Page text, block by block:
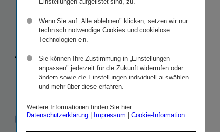
Group als
„Great Place
To Work”
ausgezeichnet
PR Veröffentlicht
09.09.2024 STICHWORTE
SONSTIGE
Einstellungen aufgelistet sind, zu.
Wenn Sie auf „Alle ablehnen" klicken, setzen wir nur
technisch notwendige Cookies und cookielose
Technologien ein.
Sie können Ihre Zustimmung in „Einstellungen
anpassen" jederzeit für die Zukunft widerrufen oder
ändern sowie die Einstellungen individuell auswählen
und mehr über diese erfahren.
Weitere Informationen finden Sie hier:
Datenschutzerklärung| Impressum Cookie-Information